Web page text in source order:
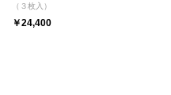
（３枚入）
￥24,400